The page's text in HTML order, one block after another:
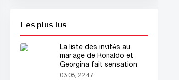
Les plus lus
La liste des invités au
mariage de Ronaldo et
Georgina fait sensation
03.08, 22:47